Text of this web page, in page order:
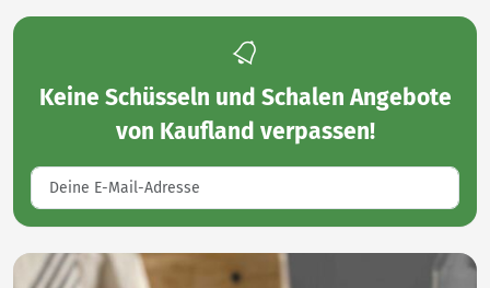
Keine Schüsseln und Schalen Angebote
von Kaufland verpassen!